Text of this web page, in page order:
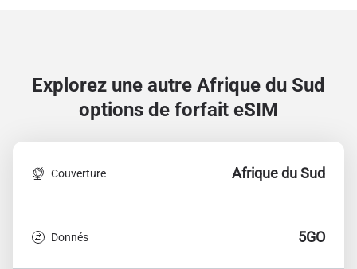
Explorez une autre Afrique du Sud
options de forfait eSIM
Couverture Afrique du Sud
Donnés 5GO